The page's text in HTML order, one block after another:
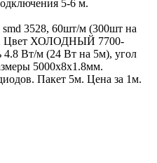
5-6 м.
3528, 60шт/м (300шт на
Цвет ХОЛОДНЫЙ 7700-
Вт/м (24 Вт на 5м), угол
5000х8x1.8мм.
Пакет 5м. Цена за 1м.